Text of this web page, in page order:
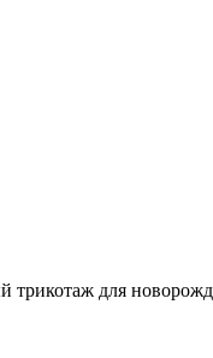
трикотаж для